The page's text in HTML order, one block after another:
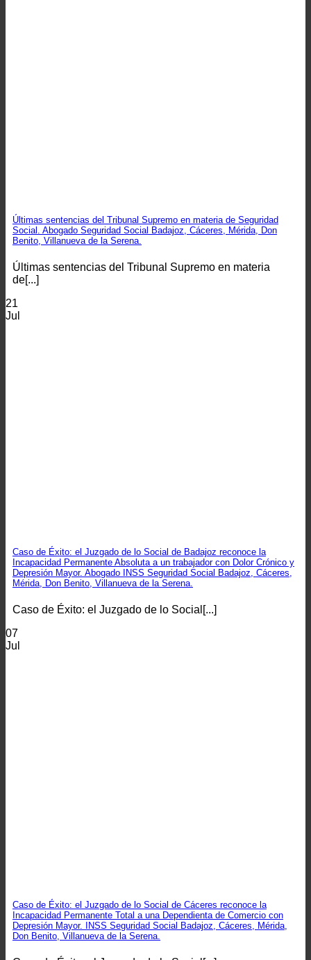
Últimas sentencias del Tribunal Supremo en materia de Seguridad
Social. Abogado Seguridad Social Badajoz, Cáceres, Mérida, Don
Benito, Villanueva de la Serena.
Últimas sentencias del Tribunal Supremo en materia
de[...]
21
Jul
Caso de Éxito: el Juzgado de lo Social de Badajoz reconoce la
Incapacidad Permanente Absoluta a un trabajador con Dolor Crónico y
Depresión Mayor. Abogado INSS Seguridad Social Badajoz, Cáceres,
Mérida, Don Benito, Villanueva de la Serena.
Caso de Éxito: el Juzgado de lo Social[...]
07
Jul
Caso de Éxito: el Juzgado de lo Social de Cáceres reconoce la
Incapacidad Permanente Total a una Dependienta de Comercio con
Depresión Mayor. INSS Seguridad Social Badajoz, Cáceres, Mérida,
Don Benito, Villanueva de la Serena.